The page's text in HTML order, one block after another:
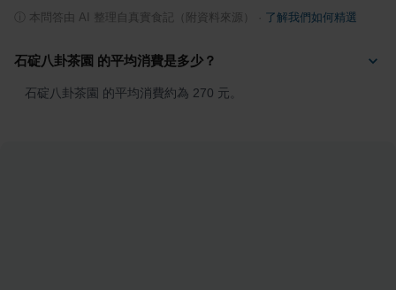
本問答由 AI 整理自真實食記（附資料來源） 了解我們如何精選
石碇八卦茶園 的平均消費是多少？
石碇八卦茶園 的平均消費約為 270 元。